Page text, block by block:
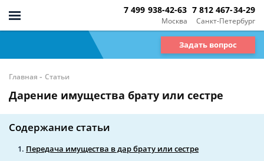
Москва
7 499 938-42-63
Санкт-Петербург
7 812 467-34-29
Задать вопрос
Главная - Статьи
Дарение имущества брату или сестре
Содержание статьи
Передача имущества в дар брату или сестре